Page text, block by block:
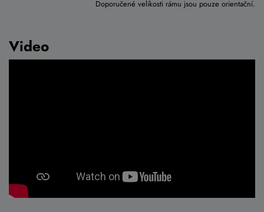
Doporučené velikosti rámu jsou pouze orientační.
Video